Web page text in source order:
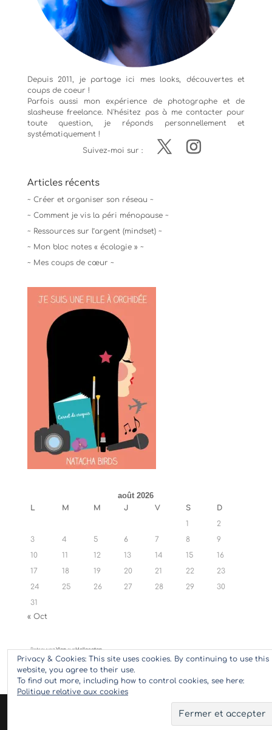
Depuis 2011, je partage ici mes looks, découvertes et
coups de coeur !
Parfois aussi mon expérience de photographeet de
slasheuse freelance. N'hésitez pas à me contacter pour
toute question, je réponds personnellement et
systématiquement !
Suivez-moi sur :
Articles récents
~ Créer et organiser son réseau ~
~ Comment je vis la péri ménopause ~
~ Ressources sur l’argent (mindset) ~
~ Mon bloc notes « écologie » ~
~ Mes coups de cœur ~
août 2026
L M M J V S
D
1
2
3
4 5 6 7 8
9
10
11 12 13 14 15
16
17
18 19 20 21 22
23
24
25 26 27 28 29
30
31
« Oct
RetrouvezYlansurHellocoton
Privacy & Cookies: This site uses cookies. By continuing to use this
website, you agree to their use.
To find out more, including how to control cookies, see here:
Politique relative aux cookies